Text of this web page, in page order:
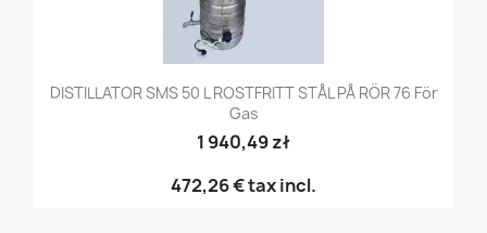
DISTILLATOR SMS 50 L ROSTFRITT STÅL PÅ RÖR 76 För
Gas
1 940,49 zł
472,26 €tax incl.